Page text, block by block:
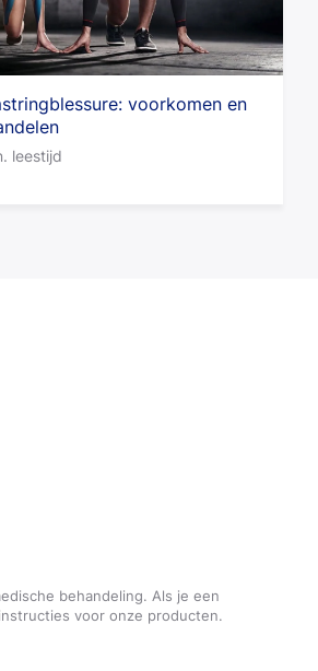
voorkomen en
leestijd
behandeling. Als je een
voor onze producten.